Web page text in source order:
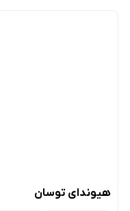
هیوندای توسان